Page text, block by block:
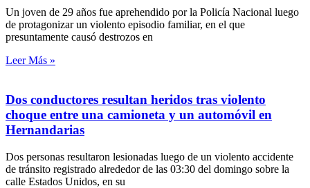
Un joven de 29 años fue aprehendido por la Policía Nacional luego
de protagonizar un violento episodio familiar, en el que
presuntamente causó destrozos en
Leer Más »
Dos conductores resultan heridos tras violento
choque entre una camioneta y un automóvil en
Hernandarias
Dos personas resultaron lesionadas luego de un violento accidente
de tránsito registrado alrededor de las 03:30 del domingo sobre la
calle Estados Unidos, en su